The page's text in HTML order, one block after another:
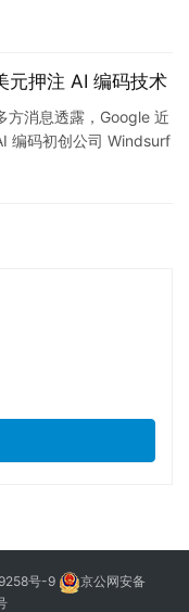
元押注 AI 编码技术
方消息透露，Google 近
编码初创公司 Windsurf
号-9
京公网安备